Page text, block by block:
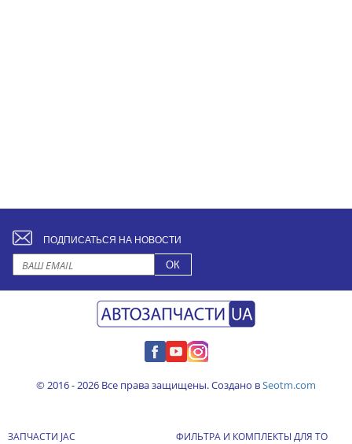
ПОДПИСАТЬСЯ НА НОВОСТИ
© 2016 - 2026 Все права защищены. Создано вSeotm.com
ЗАПЧАСТИ JAC
ФИЛЬТРА И КОМПЛЕКТЫ ДЛЯ ТО